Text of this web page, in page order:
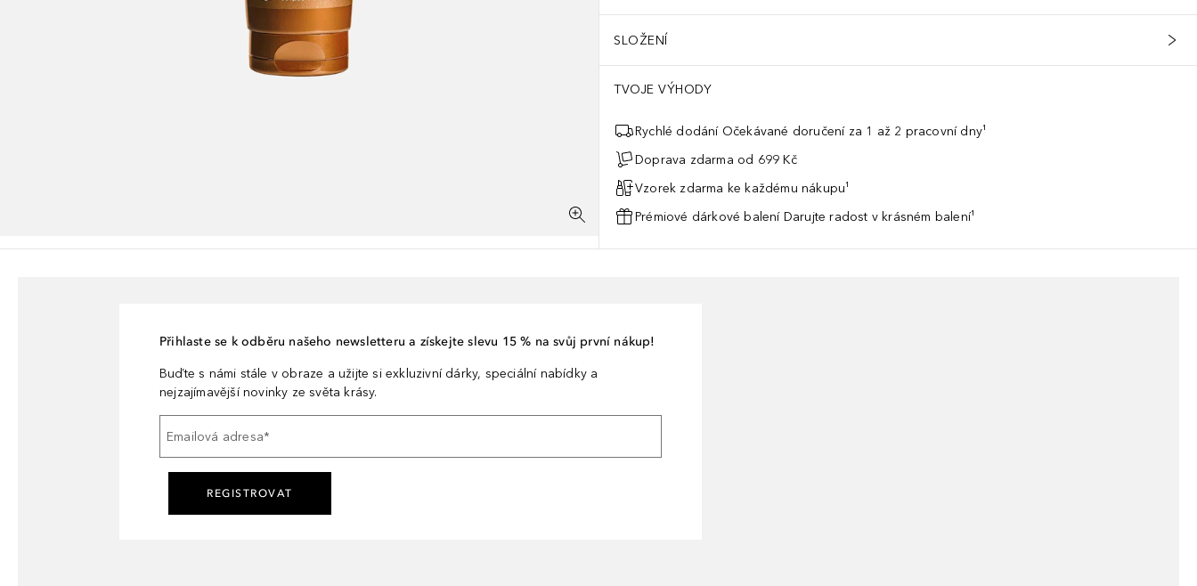
SLOŽENÍ
TVOJE VÝHODY
Rychlé dodání Očekávané doručení za 1 až 2 pracovní dny¹
Doprava zdarma od 699 Kč
Vzorek zdarma ke každému nákupu¹
Prémiové dárkové balení Darujte radost v krásném balení¹
Přihlaste se k odběru našeho newsletteru a získejte slevu 15 % na svůj první nákup!
Buďte s námi stále v obraze a užijte si exkluzivní dárky, speciální nabídky a
nejzajímavější novinky ze světa krásy.
Emailová adresa*
REGISTROVAT